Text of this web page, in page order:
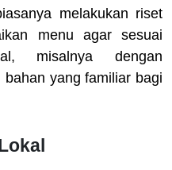
melakukan riset
menu agar sesuai
misalnya dengan
yang familiar bagi